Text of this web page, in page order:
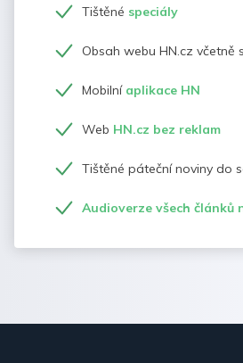
Tištěné speciály
Obsah webu HN.cz včetně
Mobilní aplikace HN
Web HN.cz bez reklam
Tištěné páteční noviny do
Audioverze všech článků